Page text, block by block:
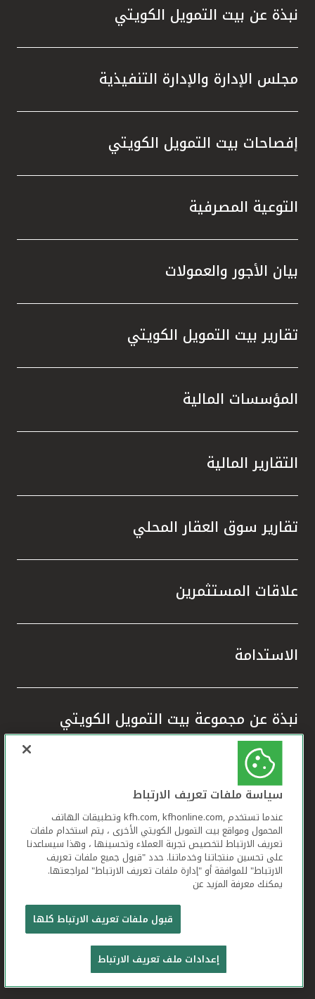
تواصل معنا
نبذة عن بيت التمويل الكويتي
مجلس الإدارة والإدارة التنفيذية
إفصاحات بيت التمويل الكويتي
التوعية المصرفية
بيان الأجور والعمولات
تقارير بيت التمويل الكويتي
المؤسسات المالية
التقارير المالية
تقارير سوق العقار المحلي
علاقات المستثمرين
الاستدامة
نبذة عن مجموعة بيت التمويل الكويتي
شكاوى العملاء
دليل أمن المعلومات
رقم "الآيبان" ورمز "السويفت"
سياسة ملفات تعريف الارتباط
عندما تستخدم ,kfh.com, kfhonline.com وتطبيقات الهاتف
المحمول ومواقع بيت التمويل الكويتي الأخرى ، يتم استخدام ملفات
تعريف الارتباط لتخصيص تجربة العملاء وتحسينها ، وهذا سيساعدنا
على تحسين منتجاتنا وخدماتنا. حدد "قبول جميع ملفات تعريف
الارتباط" للموافقة أو "إدارة ملفات تعريف الارتباط" لمراجعتها.
يمكنك معرفة المزيد عن
قبول ملفات تعريف الارتباط كلها
إعدادات ملف تعريف الارتباط